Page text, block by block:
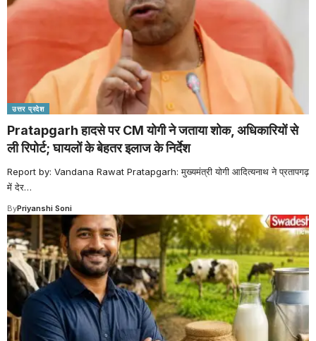
उत्तर प्रदेश
Pratapgarh हादसे पर CM योगी ने जताया शोक, अधिकारियों से
ली रिपोर्ट; घायलों के बेहतर इलाज के निर्देश
Report by: Vandana Rawat Pratapgarh: मुख्यमंत्री योगी आदित्यनाथ ने प्रतापगढ़
में देर…
ByPriyanshi Soni